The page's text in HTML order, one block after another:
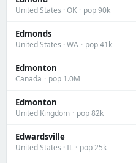
United States · OK · pop 90k
Edmonds
United States · WA · pop 41k
Edmonton
Canada · pop 1.0M
Edmonton
United Kingdom · pop 82k
Edwardsville
United States · IL · pop 25k